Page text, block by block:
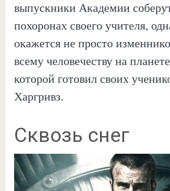
выпускники Академии
похоронах своего учителя,
окажется не просто
всему человечеству на
которой готовил своих
Харгривз.
Сквозь снег